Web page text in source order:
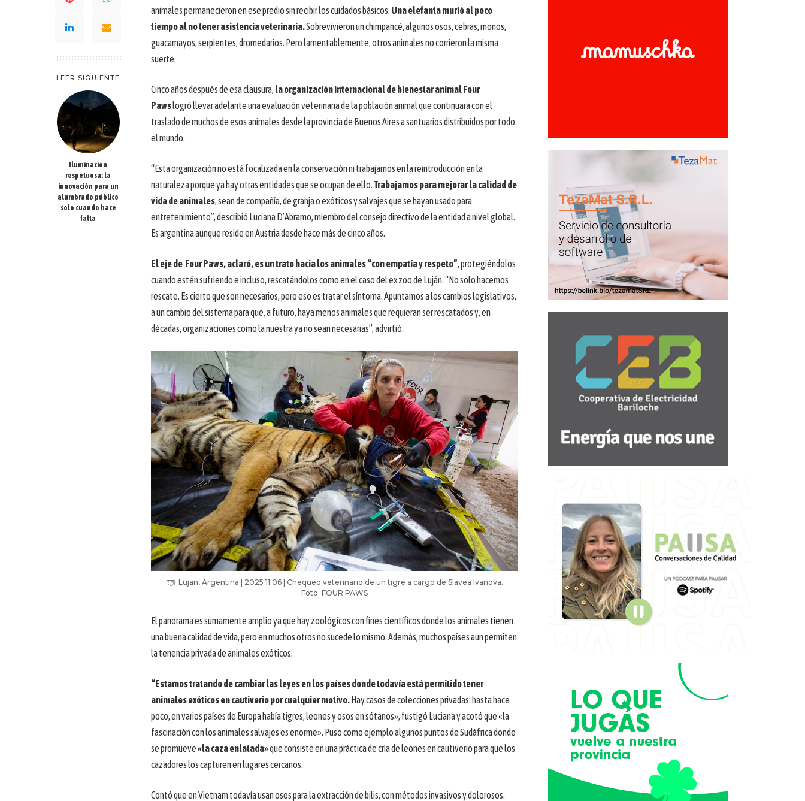
LEER SIGUIENTE
Iluminación
respetuosa: la
innovación para un
alumbrado público
solo cuando hace
falta
animales permanecieron en ese predio sin recibir los cuidados básicos. Una elefanta murió al poco
tiempo al no tener asistencia veterinaria.Sobrevivieron un chimpancé, algunos osos, cebras, monos,
guacamayos, serpientes, dromedarios. Pero lamentablemente, otros animales no corrieron la misma
suerte.
Cinco años después de esa clausura, la organización internacional de bienestar animal Four
Paws logró llevar adelante una evaluación veterinaria de la población animal que continuará con el
traslado de muchos de esos animales desde la provincia de Buenos Aires a santuarios distribuidos por todo
el mundo.
“Esta organización no está focalizada en la conservación ni trabajamos en la reintroducción en la
naturaleza porque ya hay otras entidades que se ocupan de ello.Trabajamos para mejorar la calidad de
vida de animales, sean de compañía, de granja o exóticos y salvajes que se hayan usado para
entretenimiento”, describió Luciana D’Abramo, miembro del consejo directivo de la entidad a nivel global.
Es argentina aunque reside en Austria desde hace más de cinco años.
El eje de Four Paws, aclaró, es un trato hacia los animales “con empatía y respeto”, protegiéndolos
cuando estén sufriendo e incluso, rescatándolos como en el caso del ex zoo de Luján. “No solo hacemos
rescate. Es cierto que son necesarios, pero eso es tratar el síntoma. Apuntamos a los cambios legislativos,
a un cambio del sistema para que, a futuro, haya menos animales que requieran ser rescatados y, en
décadas, organizaciones como la nuestra ya no sean necesarias”, advirtió.
Lujan, Argentina | 2025 11 06 | Chequeo veterinario de un tigre a cargo de Slavea Ivanova.
Foto: FOUR PAWS
El panorama es sumamente amplio ya que hay zoológicos con fines científicos donde los animales tienen
una buena calidad de vida, pero en muchos otros no sucede lo mismo. Además, muchos países aun permiten
la tenencia privada de animales exóticos.
“Estamos tratando de cambiar las leyes en los países donde todavía está permitido tener
animales exóticos en cautiverio por cualquier motivo. Hay casos de colecciones privadas: hasta hace
poco, en varios países de Europa había tigres, leones y osos en sótanos», fustigó Luciana y acotó que «la
fascinación con los animales salvajes es enorme». Puso como ejemplo algunos puntos de Sudáfrica donde
se promueve«la caza enlatada»que consiste en una práctica de cría de leones en cautiverio para que los
cazadores los capturen en lugares cercanos.
Contó que en Vietnam todavía usan osos para la extracción de bilis, con métodos invasivos y dolorosos.